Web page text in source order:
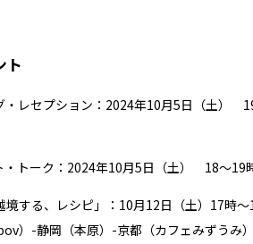
ト
・レセプション：2024年10月5日（土）
・トーク：2024年10月5日（土） 18～19
境する、レシピ」：10月12日（土）17時
）-静岡（本原）-京都（カフェみずうみ